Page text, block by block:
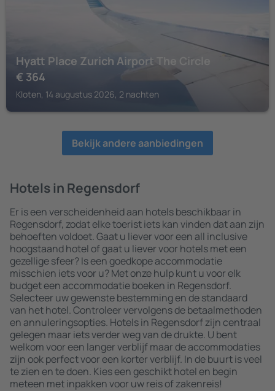
Hyatt Place Zurich Airport The Circle
€ 364
Kloten, 14 augustus 2026, 2 nachten
Bekijk andere aanbiedingen
Hotels in Regensdorf
Er is een verscheidenheid aan hotels beschikbaar in
Regensdorf, zodat elke toerist iets kan vinden dat aan zijn
behoeften voldoet. Gaat u liever voor een all inclusive
hoogstaand hotel of gaat u liever voor hotels met een
gezellige sfeer? Is een goedkope accommodatie
misschien iets voor u? Met onze hulp kunt u voor elk
budget een accommodatie boeken in Regensdorf.
Selecteer uw gewenste bestemming en de standaard
van het hotel. Controleer vervolgens de betaalmethoden
en annuleringsopties. Hotels in Regensdorf zijn centraal
gelegen maar iets verder weg van de drukte. U bent
welkom voor een langer verblijf maar de accommodaties
zijn ook perfect voor een korter verblijf. In de buurt is veel
te zien en te doen. Kies een geschikt hotel en begin
meteen met inpakken voor uw reis of zakenreis!